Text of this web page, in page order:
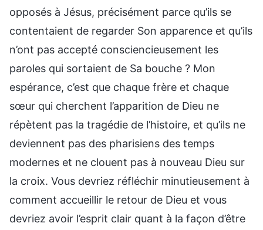
opposés à Jésus, précisément parce qu’ils se
contentaient de regarder Son apparence et qu’ils
n’ont pas accepté consciencieusement les
paroles qui sortaient de Sa bouche ? Mon
espérance, c’est que chaque frère et chaque
sœur qui cherchent l’apparition de Dieu ne
répètent pas la tragédie de l’histoire, et qu’ils ne
deviennent pas des pharisiens des temps
modernes et ne clouent pas à nouveau Dieu sur
la croix. Vous devriez réfléchir minutieusement à
comment accueillir le retour de Dieu et vous
devriez avoir l’esprit clair quant à la façon d’être